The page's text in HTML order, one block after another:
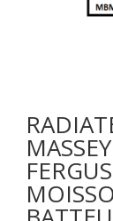
MASSEY